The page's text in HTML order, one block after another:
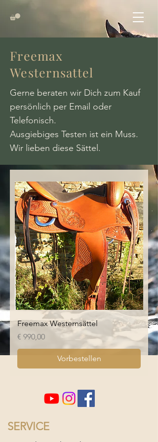
Freemax
Westernsattel
Gerne beraten wir Dich zum Kauf
persönlich per Email oder
Telefonisch.
Ausgiebiges Testen ist ein Muss.
Wir lieben diese Sättel.
Freemax Westernsättel
Preis
€ 990,00
Vorbestellen
SERVICE